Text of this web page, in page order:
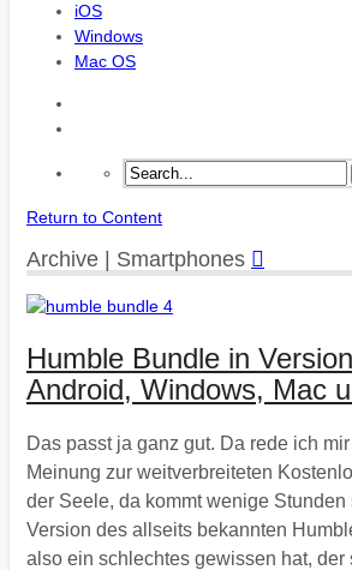
iOS
Windows
Mac OS
Return to Content
Archive | Smartphones
Humble Bundle in
Android, Windows, Mac
Das passt ja ganz gut. Da rede ich
Meinung zur weitverbreiteten
der Seele, da kommt wenige
Version des allseits bekannten
also ein schlechtes gewissen hat, der